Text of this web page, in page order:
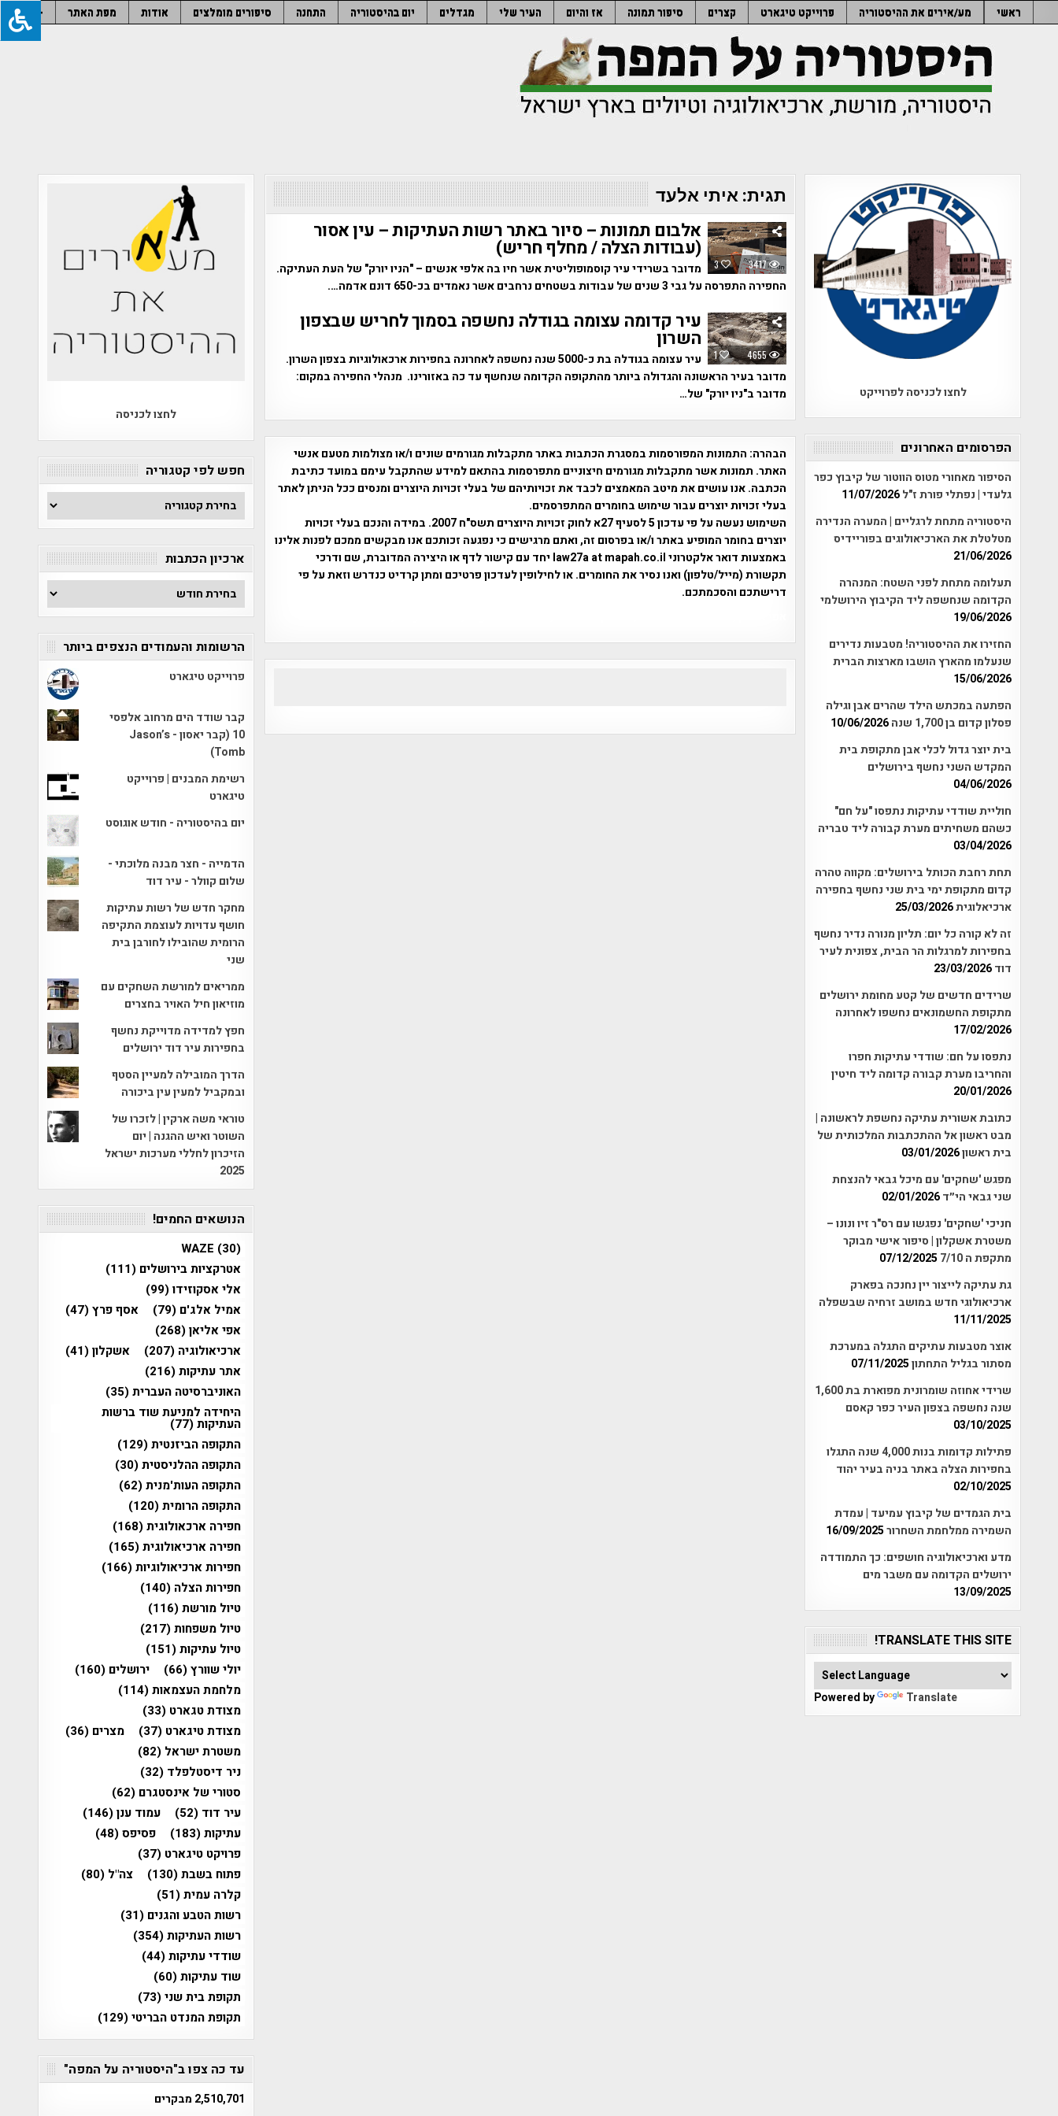
to
ראשי מע/אירים את ההיסטוריה פרוייקט טיגארט קצרים סיפור תמונה אז והיום העיר שלי מגדלים יום בהיסטוריה התחנה סיפורים מומלצים אודות מפת האתר –
תגית:איתי אלעד
3 3417
אלבום תמונות – סיור באתר רשות העתיקות – עין אסור
(עבודות הצלה / מחלף חריש)
מדובר בשרידי עיר קוסמופוליטית אשר חיו בה אלפי אנשים – "הניו יורק" של העת העתיקה.
החפירה התפרסה על גבי 3 שנים של עבודות בשטחים נרחבים אשר נאמדים בכ-650 דונם אדמה….
1 4655
עיר קדומה עצומה בגודלה נחשפה בסמוך לחריש שבצפון
השרון
עיר עצומה בגודלה בת כ-5000 שנה נחשפה לאחרונה בחפירות ארכאולוגיות בצפון השרון.
מדובר בעיר הראשונה והגדולה ביותר מהתקופה הקדומה שנחשף עד כה באזורינו. מנהלי החפירה במקום:
מדובר ב"ניו יורק" של…
הבהרה: התמונות המפורסמות במסגרת הכתבות באתר מתקבלות מגורמים שונים ו/או מצולמות מטעם אנשי
האתר. תמונות אשר מתקבלות מגורמים חיצוניים מתפרסמות בהתאם למידע שהתקבל עימם במועד כתיבת
הכתבה. אנו עושים את מיטב המאמצים לכבד את זכויותיהם של בעלי זכויות היוצרים ומנסים ככל הניתן לאתר
בעלי זכויות יוצרים עבור שימוש בחומרים המתפרסמים.
השימוש נעשה על פי עדכון 5 לסעיף 27א לחוק זכויות היוצרים תשס"ח 2007. במידה והנכם בעלי זכויות
יוצרים בחומר המופיע באתר ו/או בפרסום זה, ואתם מרגישים כי נפגעה זכותכם אנו מבקשים ממכם לפנות אלינו
באמצעות דואר אלקטרוני law27a at mapah.co.il יחד עם קישור לדף או היצירה המדוברת, שם ודרכי
תקשורת (מייל/טלפון) ואנו נסיר את החומרים. או לחילופין לעדכון פרטיכם ומתן קרדיט כנדרש וזאת על פי
דרישתכם והסכמתכם.
לחצו לכניסה לפרוייקט
הפרסומים האחרונים
הסיפור מאחורי מטוס הווטור של קיבוץ כפר
גלעדי | נפתלי פורת ז"ל11/07/2026
היסטוריה מתחת לרגליים | המערה הנדירה
מטלטלת את הארכיאולוגים בפוריידיס
21/06/2026
תעלומה מתחת לפני השטח: המנהרה
הקדומה שנחשפה ליד הקיבוץ הירושלמי
19/06/2026
החזירו את ההיסטוריה! מטבעות נדירים
שנעלמו מהארץ הושבו מארצות הברית
15/06/2026
הפתעה במכתש הילד שהרים אבן וגילה
פסלון קדום בן 1,700 שנה
10/06/2026
בית יוצר גדול לכלי אבן מתקופת בית
המקדש השני נחשף בירושלים
04/06/2026
חוליית שודדי עתיקות נתפסו "על חם"
כשהם משחיתים מערת קבורה ליד טבריה
03/04/2026
תחת רחבת הכותל בירושלים: מקווה טהרה
קדום מתקופת ימי בית שני נחשף בחפירה
ארכיאלוגית25/03/2026
זה לא קורה כל יום: תליון מנורה נדיר נחשף
בחפירות למרגלות הר הבית, צפונית לעיר
דוד23/03/2026
שרידים חדשים של קטע מחומת ירושלים
מתקופת החשמונאים נחשפו לאחרונה
17/02/2026
נתפסו על חם: שודדי עתיקות חפרו
והחריבו מערת קבורה קדומה ליד חיטין
20/01/2026
כתובת אשורית עתיקה נחשפת לראשונה |
מבט ראשון אל ההתכתבות המלכותית של
בית ראשון03/01/2026
מפגש 'שחקים' עם מיכל גבאי להנצחת
שני גבאי הי״ד02/01/2026
חניכי 'שחקים' נפגשו עם רס"ר זיו ונונו –
משטרת אשקלון | סיפור אישי מבוקר
מתקפת ה 7/10
07/12/2025
גת עתיקה לייצור יין נחנכה בפארק
ארכיאולוגי חדש במושב זרחיה שבשפלה
11/11/2025
אוצר מטבעות עתיקים התגלה במערכת
מסתור בגליל התחתון07/11/2025
שרידי אחוזה שומרונית מפוארת בת 1,600
שנה נחשפה בצפון העיר כפר קאסם
03/10/2025
פתילות קדומות בנות 4,000 שנה התגלו
בחפירות הצלה באתר בניה בעיר יהוד
02/10/2025
בית הגמדים של קיבוץ עמיעד | עמדת
השמירה ממלחמת השחרור16/09/2025
מדע וארכיאולוגיה חושפים: כך התמודדה
ירושלים הקדומה עם משבר מים
13/09/2025
TRANSLATE THIS SITE!
Powered by Translate
לחצו לכניסה
חפש לפי קטגוריה
חפש
לפי
קטגוריה
ארכיון הכתבות
ארכיון
הכתבות
הרשומות והעמודים הנצפים ביותר
פרוייקט טיגארט
קבר שודד הים מרחוב אלפסי
10 (קבר יאסון - Jason’s
Tomb)
רשימת המבנים | פרוייקט
טיגארט
יום בהיסטוריה - חודש אוגוסט
הדמייה - חצר מבנה מלוכתי -
שלום קוולר - עיר דוד
מחקר חדש של רשות עתיקות
חושף עדויות לעוצמת התקיפה
הרומית שהובילו לחורבן בית
שני
ממריאים למורשת השחקים עם
מוזיאון חיל האויר בחצרים
חפץ למדידה מדוייקת נחשף
בחפירות עיר דוד ירושלים
הדרך המובילה למעיין הסטף
ובמקביל למעין עין ביכורה
טוראי משה ארקין | לזכרו של
השוטר ואיש ההגנה | יום
הזיכרון לחללי מערכות ישראל
2025
הנושאים החמים!
WAZE (30)
אטרקציות בירושלים (111)
אלי אסקוזידו(99)
אמיל אלג'ם (79) אסף פרץ(47)
אפי אליאן(268)
ארכיאולוגיה (207) אשקלון(41)
אתר עתיקות(216)
האוניברסיטה העברית(35)
היחידה למניעת שוד ברשות
העתיקות(77)
התקופה הביזנטית(129)
התקופה ההלניסטית(30)
התקופה העות'מנית(62)
התקופה הרומית(120)
חפירה ארכאולוגית(168)
חפירה ארכיאולוגית(165)
חפירות ארכיאולוגיות(166)
חפירות הצלה (140)
טיול מורשת(116)
טיול משפחות(217)
טיול עתיקות(151)
יולי שוורץ(66) ירושלים (160)
מלחמת העצמאות(114)
מצודת טגארט (33)
מצודת טיגארט (37) מצרים (36)
משטרת ישראל (82)
ניר דיסטלפלד (32)
סטורי של אינסטגרם (62)
עיר דוד (52) עמוד ענן(146)
עתיקות(183) פסיפס(48)
פרויקט טיגארט (37)
פתוח בשבת(130) צה"ל (80)
קלרה עמית(51)
רשות הטבע והגנים (31)
רשות העתיקות(354)
שודדי עתיקות(44)
שוד עתיקות(60)
תקופת בית שני(73)
תקופת המנדט הבריטי(129)
עד כה צפו ב"היסטוריה על המפה"
2,510,701 מבקרים